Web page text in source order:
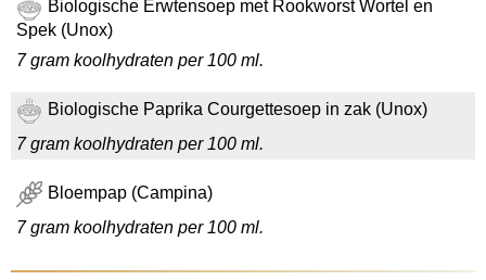
Biologische Erwtensoep met Rookworst Wortel en
Spek (Unox)
7 gram koolhydraten per 100 ml.
Biologische Paprika Courgettesoep in zak (Unox)
7 gram koolhydraten per 100 ml.
Bloempap (Campina)
7 gram koolhydraten per 100 ml.